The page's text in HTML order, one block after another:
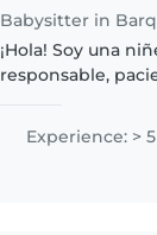
Babysitter in
¡Hola! Soy una
responsable,
cuidando niños
edades. Me
cuentos, hacer
Experience: >